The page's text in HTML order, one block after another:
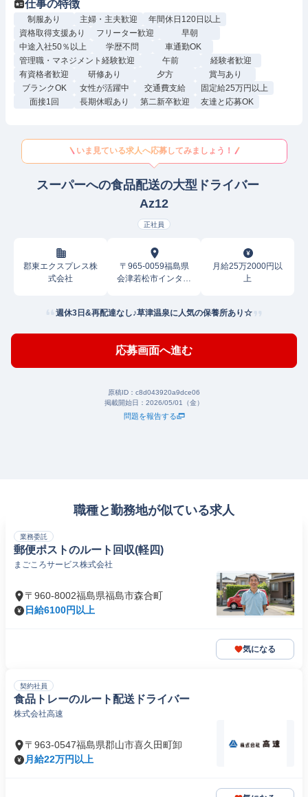
仕事の特徴
制服あり 主婦・主夫歓迎
年間休日120日以上
資格取得支援あり
フリーター歓迎
早朝
中途入社50％以上
学歴不問
車通勤OK
管理職・マネジメント経験歓迎
午前
経験者歓迎
有資格者歓迎
研修あり 夕方
賞与あり
ブランクOK
女性が活躍中 交通費支給
固定給25万円以上
面接1回
長期休暇あり 第二新卒歓迎 友達と応募OK
いま見ている求人へ応募してみましょう！
スーパーへの食品配送の大型ドライバー
Az12
正社員
郡東エクスプレス株
式会社
〒965-0059福島県
会津若松市インター
月給25万2000円以
上
週休3日&再配達なし♪草津温泉に人気の保養所あり☆
応募画面へ進む
原稿ID： c8d043920a9dce06
掲載開始日： 2026/05/01（金）
問題を報告する
職種と勤務地が似ている求人
業務委託
郵便ポストのルート回収(軽四)
まごころサービス株式会社
〒960-8002福島県福島市森合町
日給6100円以上
気になる
契約社員
食品トレーのルート配送ドライバー
株式会社高速
〒963-0547福島県郡山市喜久田町卸
月給22万円以上